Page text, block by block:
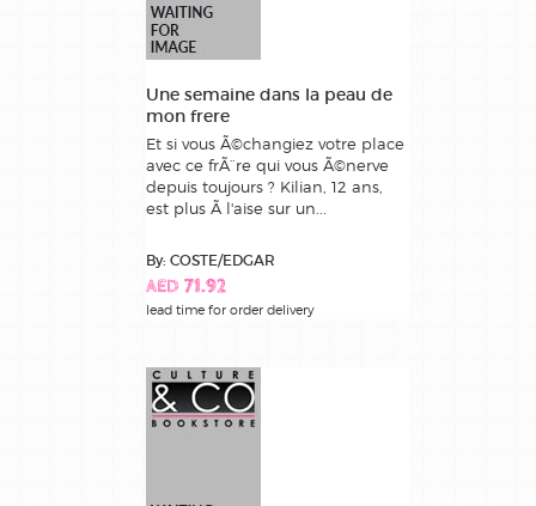
Une semaine dans la peau de
mon frere
Et si vous Ã©changiez votre place
avec ce frÃ¨re qui vous Ã©nerve
depuis toujours ? Kilian, 12 ans,
est plus Ã l'aise sur un...
By: COSTE/EDGAR
AED 71.92
lead time for order delivery